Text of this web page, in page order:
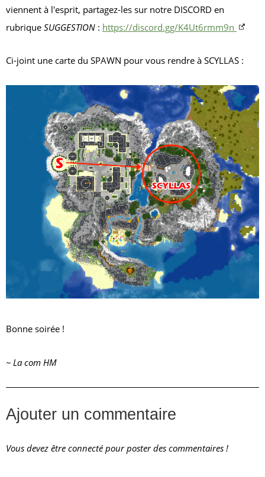
viennent à l'esprit, partagez-les sur notre DISCORD en
rubrique SUGGESTION : https://discord.gg/K4Ut6rmm9n
Ci-joint une carte du SPAWN pour vous rendre à SCYLLAS :
Bonne soirée !
~ La com HM
Ajouter un commentaire
Vous devez être connecté pour poster des commentaires !